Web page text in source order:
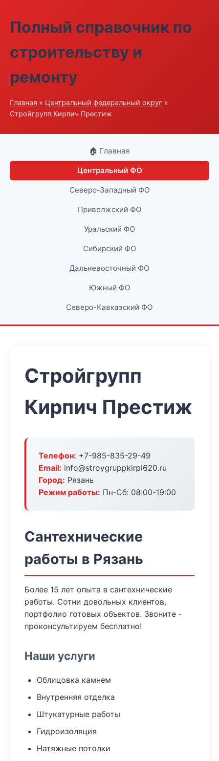
Полный справочник по
строительству и
ремонту
Главная » Центральный федеральный округ »
Стройгрупп Кирпич Престиж
🏠 Главная
Центральный ФО
Северо-Западный ФО
Приволжский ФО
Уральский ФО
Сибирский ФО
Дальневосточный ФО
Южный ФО
Северо-Кавказский ФО
Стройгрупп
Кирпич Престиж
Телефон: +7-985-835-29-49
Email: info@stroygruppkirpi620.ru
Город: Рязань
Режим работы: Пн-Сб: 08:00-19:00
Сантехнические
работы в Рязань
Более 15 лет опыта в сантехнические
работы. Сотни довольных клиентов,
портфолио готовых объектов. Звоните -
проконсультируем бесплатно!
Наши услуги
Облицовка камнем
Внутренняя отделка
Штукатурные работы
Гидроизоляция
Натяжные потолки